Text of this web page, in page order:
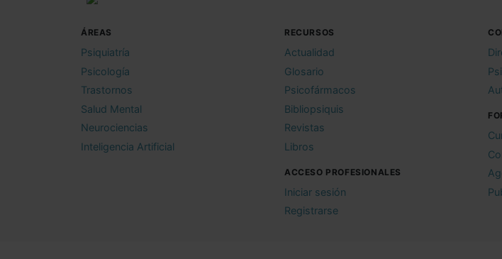
ÁREAS
Psiquiatría
Psicología
Trastornos
Salud Mental
Neurociencias
Inteligencia Artificial
RECURSOS
Actualidad
Glosario
Psicofármacos
Bibliopsiquis
Revistas
Libros
ACCESO PROFESIONALES
Iniciar sesión
Registrarse